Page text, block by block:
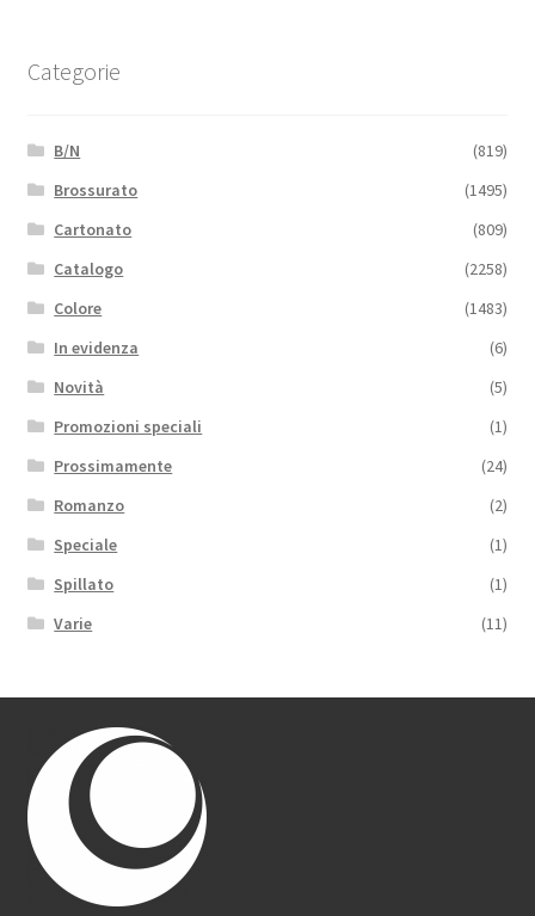
Categorie
B/N
(819)
Brossurato
(1495)
Cartonato
(809)
Catalogo
(2258)
Colore
(1483)
In evidenza
(6)
Novità
(5)
Promozioni speciali
(1)
Prossimamente
(24)
Romanzo
(2)
Speciale
(1)
Spillato
(1)
Varie
(11)